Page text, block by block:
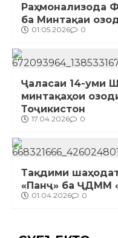
Раҳмонализода
ба Минтақаи
01.05.2026 0
Ҷаласаи 14-уми
минтақаҳои
Тоҷикистон
17.04.2026 0
Тақдими
«Панҷ» ба ҶДММ
01.04.2026 0